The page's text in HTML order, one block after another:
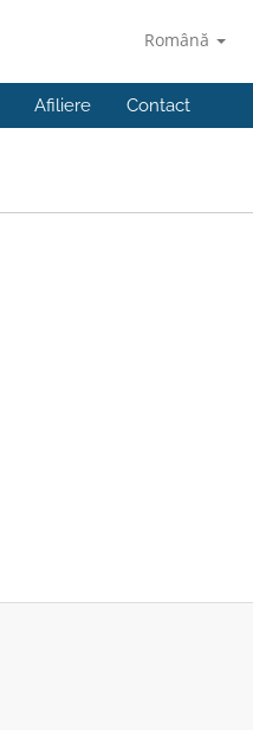
Română
Afiliere Contact